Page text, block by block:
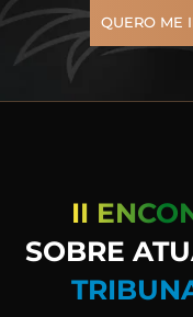
QUERO ME
II
SOBRE